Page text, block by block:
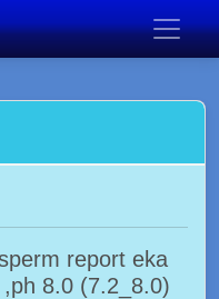
report eka
8.0 (7.2_8.0)